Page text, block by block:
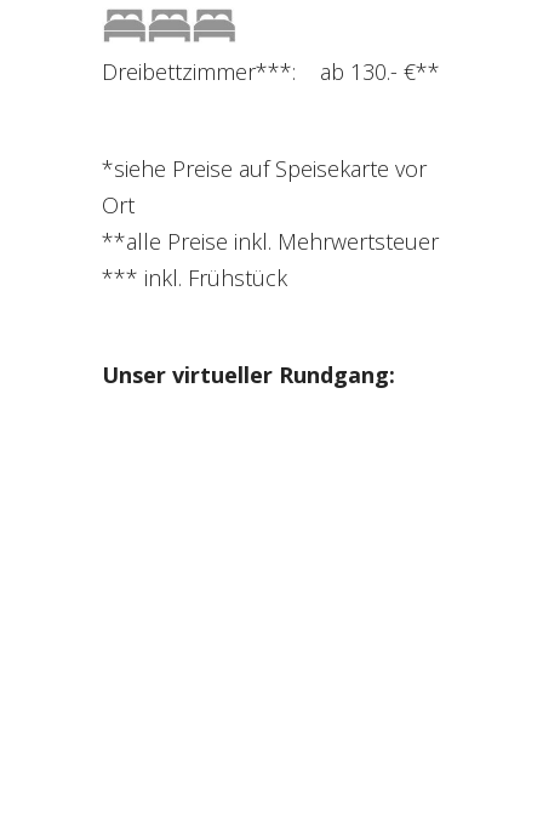
Dreibettzimmer***: ab 130.- €**
*siehe Preise auf Speisekarte vor
Ort
**alle Preise inkl. Mehrwertsteuer
*** inkl. Frühstück
Unser virtueller Rundgang: